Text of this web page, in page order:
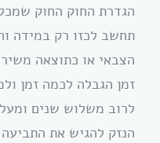
הגדרת החוק החוק
תחשב לכזו רק במידה
הצבאי או כתוצאה
זמן הגבלה לכמה זמן
לרוב משלוש שנים
הנזק להגיש את